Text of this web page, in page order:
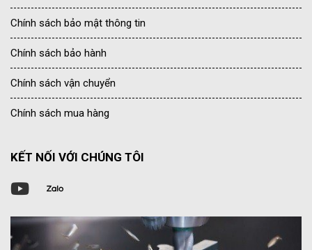
Chính sách bảo mật thông tin
Chính sách bảo hành
Chính sách vận chuyển
Chính sách mua hàng
KẾT NỐI VỚI CHÚNG TÔI